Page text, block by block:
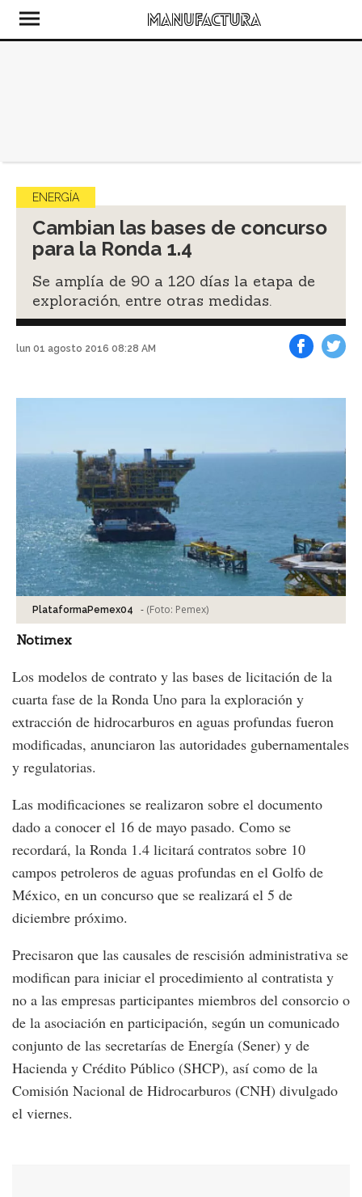
ENERGÍA
Cambian las bases de concurso
para la Ronda 1.4
Se amplía de 90 a 120 días la etapa de
exploración, entre otras medidas.
lun 01 agosto 2016 08:28 AM
PlataformaPemex04 - (Foto: Pemex)
Notimex
Los modelos de contrato y las bases de licitación de la
cuarta fase de la Ronda Uno para la exploración y
extracción de hidrocarburos en aguas profundas fueron
modificadas, anunciaron las autoridades gubernamentales
y regulatorias.
Las modificaciones se realizaron sobre el documento
dado a conocer el 16 de mayo pasado. Como se
recordará, la Ronda 1.4 licitará contratos sobre 10
campos petroleros de aguas profundas en el Golfo de
México, en un concurso que se realizará el 5 de
diciembre próximo.
Precisaron que las causales de rescisión administrativa se
modifican para iniciar el procedimiento al contratista y
no a las empresas participantes miembros del consorcio o
de la asociación en participación, según un comunicado
conjunto de las secretarías de Energía (Sener) y de
Hacienda y Crédito Público (SHCP), así como de la
Comisión Nacional de Hidrocarburos (CNH) divulgado
el viernes.